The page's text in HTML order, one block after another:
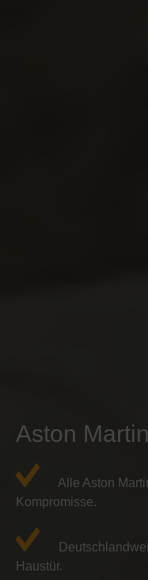
Aston
Alle Aston
Kompromisse.
Haustür.